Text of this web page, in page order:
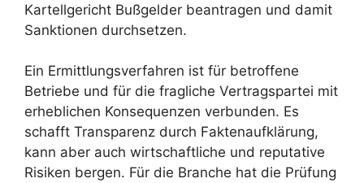
Kartellgericht Bußgelder beantragen und damit
Sanktionen durchsetzen.
Ein Ermittlungsverfahren ist für betroffene
Betriebe und für die fragliche Vertragspartei mit
erheblichen Konsequenzen verbunden. Es
schafft Transparenz durch Faktenaufklärung,
kann aber auch wirtschaftliche und reputative
Risiken bergen. Für die Branche hat die Prüfung